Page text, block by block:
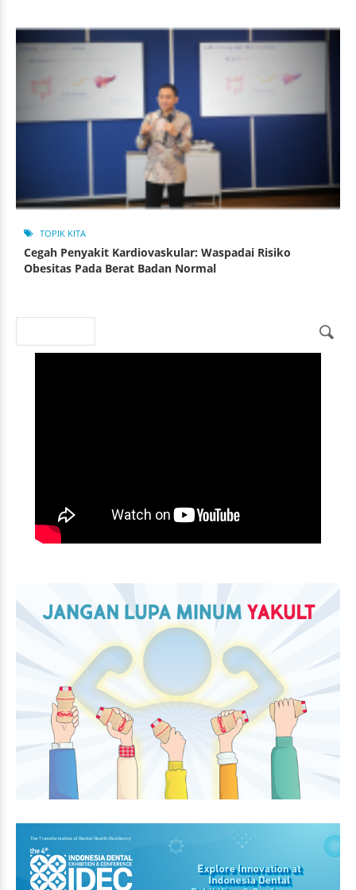
TOPIK KITA
Cegah Penyakit Kardiovaskular: Waspadai Risiko
Obesitas Pada Berat Badan Normal
Search form